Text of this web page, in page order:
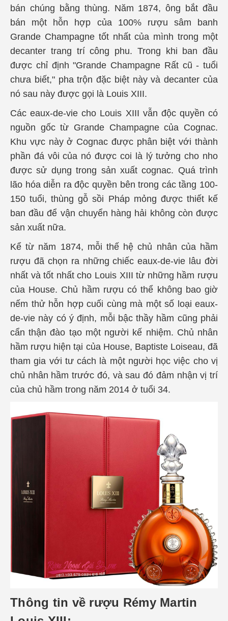
bán chúng bằng thùng. Năm 1874, ông bắt đầu
bán một hỗn hợp của 100% rượu sâm banh
Grande Champagne tốt nhất của mình trong một
decanter trang trí công phu. Trong khi ban đầu
được chỉ định "Grande Champagne Rất cũ - tuổi
chưa biết," pha trộn đặc biệt này và decanter của
nó sau này được gọi là Louis XIII.
Các eaux-de-vie cho Louis XIII vẫn độc quyền có
nguồn gốc từ Grande Champagne của Cognac.
Khu vực này ở Cognac được phân biệt với thành
phần đá vôi của nó được coi là lý tưởng cho nho
được sử dụng trong sản xuất cognac. Quá trình
lão hóa diễn ra độc quyền bên trong các tầng 100-
150 tuổi, thùng gỗ sồi Pháp mỏng được thiết kế
ban đầu để vận chuyển hàng hải không còn được
sản xuất nữa.
Kể từ năm 1874, mỗi thế hệ chủ nhân của hầm
rượu đã chọn ra những chiếc eaux-de-vie lâu đời
nhất và tốt nhất cho Louis XIII từ những hầm rượu
của House. Chủ hầm rượu có thể không bao giờ
nếm thử hỗn hợp cuối cùng mà một số loại eaux-
de-vie này có ý định, mỗi bậc thầy hầm cũng phải
cẩn thận đào tạo một người kế nhiệm. Chủ nhân
hầm rượu hiện tại của House, Baptiste Loiseau, đã
tham gia với tư cách là một người học việc cho vị
chủ nhân hầm trước đó, và sau đó đảm nhận vị trí
của chủ hầm trong năm 2014 ở tuổi 34.
Thông tin về rượu Rémy Martin